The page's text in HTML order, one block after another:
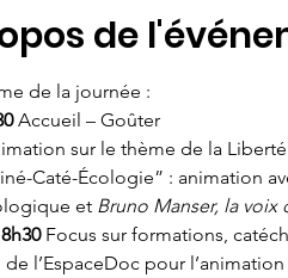
de
de la journée :
Accueil – Goûter
sur le thème de la Liberté
Caté-Écologie” : animation
et Bruno Manser, la
Focus sur formations,
de l’EspaceDoc pour